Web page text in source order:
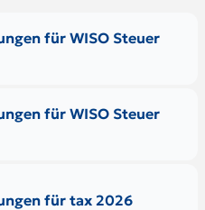
für WISO Steuer
für WISO Steuer
für tax 2026